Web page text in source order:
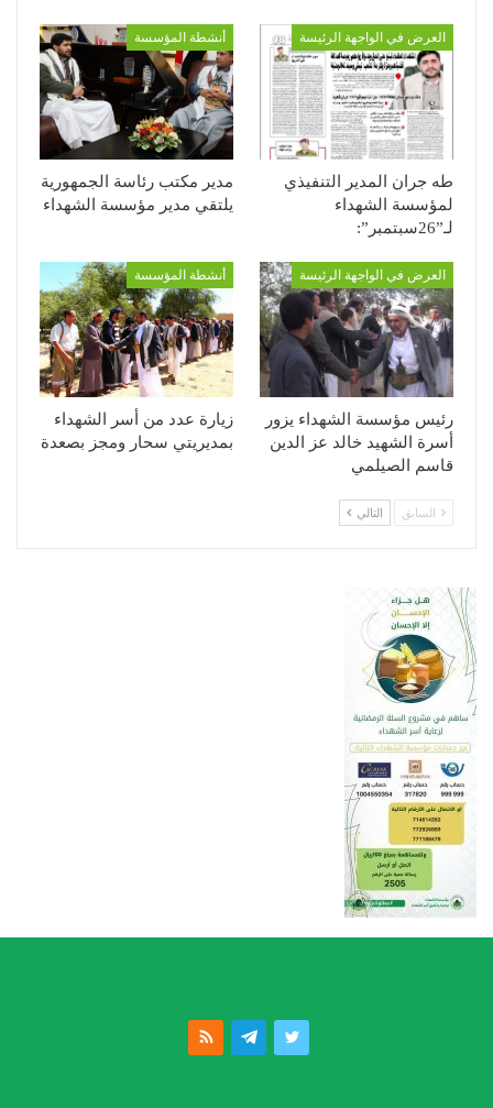
العرض في الواجهة الرئيسة
طه جران المدير التنفيذي
لمؤسسة الشهداء
لـ”26سبتمبر”:
أنشطة المؤسسة
مدير مكتب رئاسة الجمهورية
يلتقي مدير مؤسسة الشهداء
العرض في الواجهة الرئيسة
رئيس مؤسسة الشهداء يزور
أسرة الشهيد خالد عز الدين
قاسم الصيلمي
أنشطة المؤسسة
زيارة عدد من أسر الشهداء
بمديريتي سحار ومجز بصعدة
السابق التالي